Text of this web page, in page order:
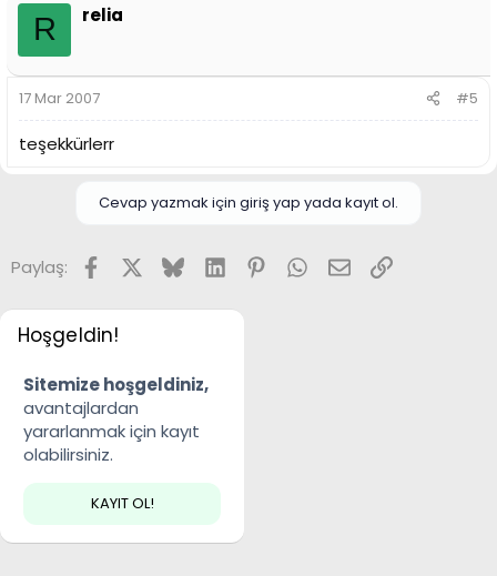
R relia
17 Mar 2007 #5
teşekkürlerr
Cevap yazmak için giriş yap yada kayıt ol.
Paylaş: FacebookBlueskyLinkedInPinterestWhatsApp
E-posta
Link
Hoşgeldin!
Sitemize hoşgeldiniz,
avantajlardan
yararlanmak için kayıt
olabilirsiniz.
KAYIT OL!